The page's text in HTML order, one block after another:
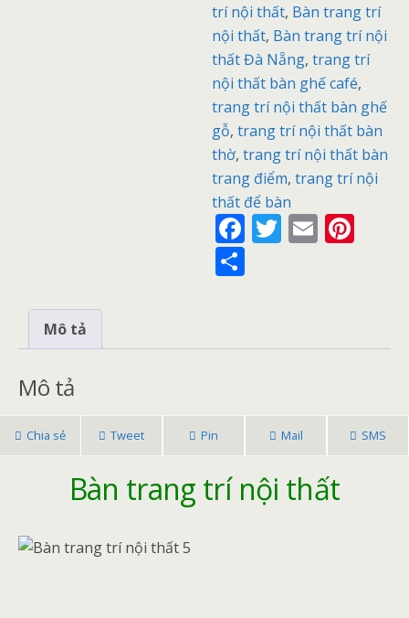
trí nội thất, Bàn trang trí
nội thất, Bàn trang trí nội
thất Đà Nẵng,trang trí
nội thất bàn ghế café,
trang trí nội thất bàn ghế
gỗ,trang trí nội thất bàn
thờ,trang trí nội thất bàn
trang điểm,trang trí nội
thất để bàn
F
o
T E
st
e
Mô tả
Mô tả
Chia sẻ Tweet Pin Mail SMS
Bàn trang trí nội thất